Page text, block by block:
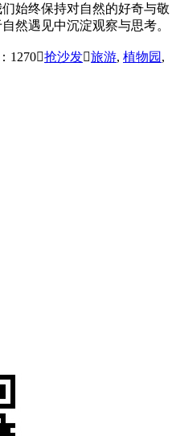
始终保持对自然的好奇与敬
然遇见中沉淀观察与思考。
1270抢沙发旅游, 植物园 ,